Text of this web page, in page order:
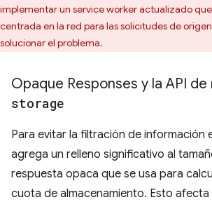
implementar un service worker actualizado
centrada en la red para las solicitudes de
solucionar el problema.
Opaque Responses y la API de
storage
Para evitar la filtración de información
agrega un relleno significativo al
respuesta opaca que se usa para
cuota de almacenamiento. Esto afecta